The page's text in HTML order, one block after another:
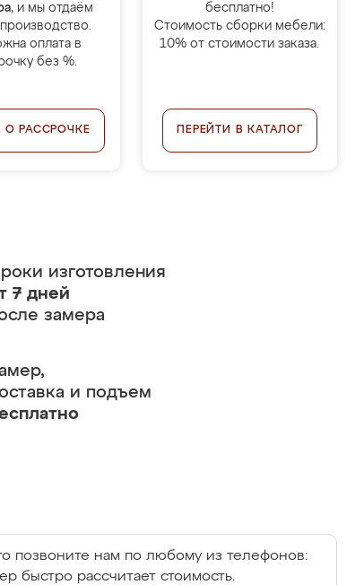
, и мы отдаём
оплата в
без %.
О РАССРОЧКЕ
бесплатно!
Стоимость сборки мебели:
10% от стоимости заказа.
ПЕРЕЙТИ В КАТАЛОГ
изготовления
7 дней
замера
и подъем
позвоните нам по любому из телефонов:
быстро рассчитает стоимость.